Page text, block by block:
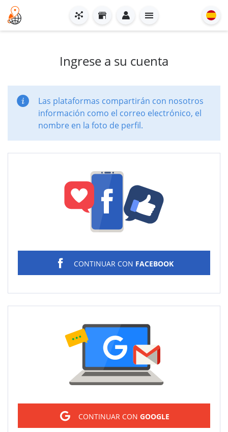
Ingrese a su cuenta
Las plataformas compartirán con nosotros
información como el correo electrónico, el
nombre en la foto de perfil.
CONTINUAR CON FACEBOOK
CONTINUAR CON GOOGLE